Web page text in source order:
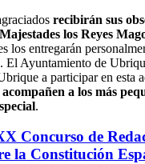
recibirán sus
los Reyes
los entregarán
El Ayuntamiento de
a participar en esta
acompañen a los más
.
Concurso de
la Constitución